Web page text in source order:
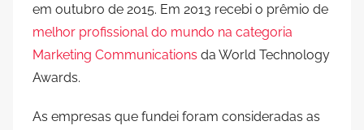
em outubro de 2015. Em 2013 recebi o prêmio de
melhor profissional do mundo na categoria
Marketing Communications da World Technology
Awards.
As empresas que fundei foram consideradas as